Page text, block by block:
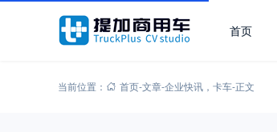
首页
当前位置： 首页-文章-企业快讯 ， 卡车-正文